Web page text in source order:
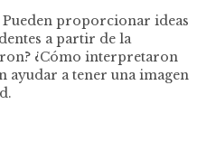
Pueden proporcionar ideas
a partir de la
¿Cómo interpretaron
ayudar a tener una imagen